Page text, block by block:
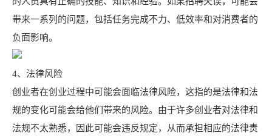
带来一系列的问题，包括任务完成不力、低效率和对消费者的
负面影响。
4、法律风险
创业者在创业过程中可能会面临法律风险，这指的是法律和法
规的变化可能会给他们带来的风险。由于许多创业者对法律和
法规不太熟悉，因此可能会违反规定，从而承担相应的法律责